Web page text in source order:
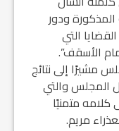
المذكورة ودور
التي
الأسقف”.
مشيرًا إلى نتائج
المجلس والتي
كلامه متمنيًا
مريم.